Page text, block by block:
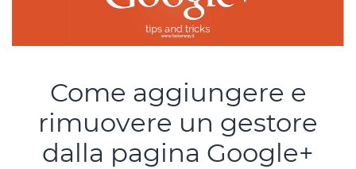
Come aggiungere e
rimuovere un gestore
dalla pagina Google+